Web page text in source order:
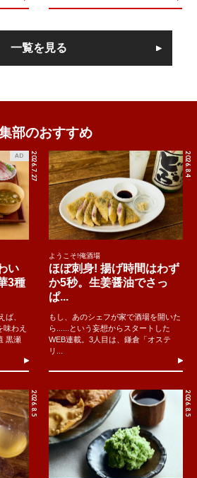
一覧を見る
部のおすすめ
2026.7.27
AD
い
3種
ば、
味わえ
黒瀬
2026.8.4
ようこそ!俺酒場
ほぼ刺身! 揚げ時間はわず
か5秒。生姜醤油でさっ
ぱ...
もし、あのシェフが家で酒場を開いた
ら......という妄想からスタートした
WEB連載。3人目は、鎌倉「オステ
リ...
2026.8.5 2026.8.5